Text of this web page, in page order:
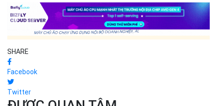
SHARE
Facebook
Twitter